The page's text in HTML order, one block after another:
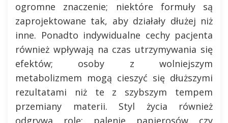
ogromne znaczenie; niektóre formuły są
zaprojektowane tak, aby działały dłużej niż
inne. Ponadto indywidualne cechy pacjenta
również wpływają na czas utrzymywania się
efektów; osoby z wolniejszym
metabolizmem mogą cieszyć się dłuższymi
rezultatami niż te z szybszym tempem
przemiany materii. Styl życia również
odgrywa rolę; palenie papierosów czy